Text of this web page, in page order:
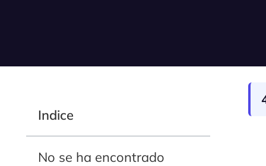
Indice
No se ha encontrado